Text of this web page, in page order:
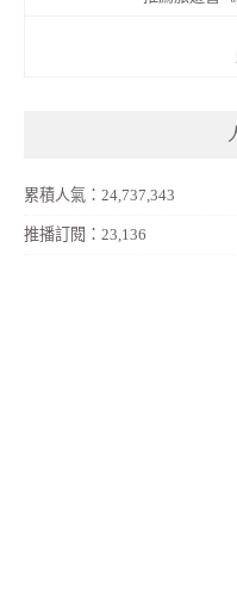
累積人氣：24,737,343
推播訂閱：23,136